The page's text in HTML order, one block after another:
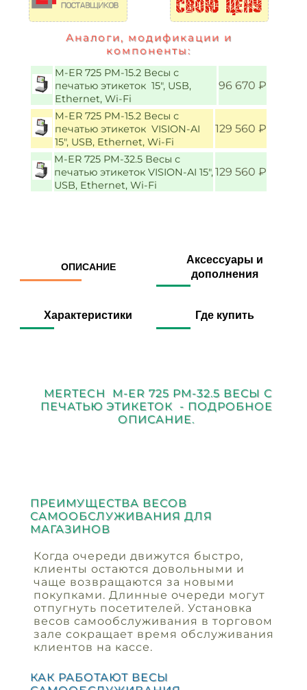
Аналоги, модификации и
компоненты:
M-ER 725 PM-15.2 Весы с
печатью этикеток 15", USB,
Ethernet, Wi-Fi
96 670 ₽
M-ER 725 PM-15.2 Весы с
печатью этикеток VISION-AI
15", USB, Ethernet, Wi-Fi
129 560 ₽
M-ER 725 PM-32.5 Весы с
печатью этикеток VISION-AI 15",
USB, Ethernet, Wi-Fi
129 560 ₽
ОПИСАНИЕ
Аксессуары и
дополнения
Характеристики Где купить
MERTECH M-ER 725 PM-32.5 ВЕСЫ С
ПЕЧАТЬЮ ЭТИКЕТОК - ПОДРОБНОЕ
ОПИСАНИЕ.
ПРЕИМУЩЕСТВА ВЕСОВ
САМООБСЛУЖИВАНИЯ ДЛЯ
МАГАЗИНОВ
Когда очереди движутся быстро,
клиенты остаются довольными и
чаще возвращаются за новыми
покупками. Длинные очереди могут
отпугнуть посетителей. Установка
весов самообслуживания в торговом
зале сокращает время обслуживания
клиентов на кассе.
КАК РАБОТАЮТ ВЕСЫ